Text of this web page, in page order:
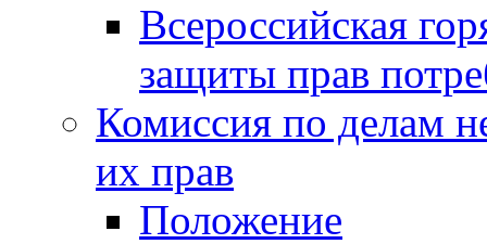
Всероссийская
защиты прав
Комиссия по делам
их прав
Положение